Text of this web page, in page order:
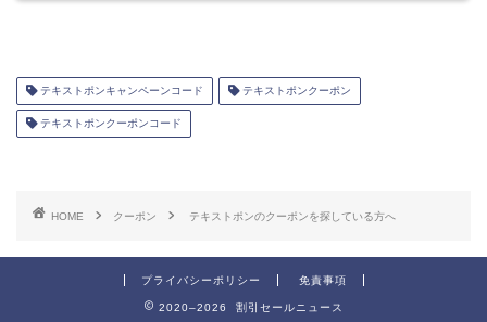
テキストポンキャンペーンコード テキストポンクーポン
テキストポンクーポンコード
HOME クーポン テキストポンのクーポンを探している方へ
プライバシーポリシー 免責事項
2020–2026 割引セールニュース